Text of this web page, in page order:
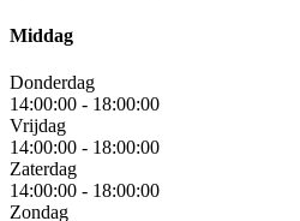
Middag
Donderdag
14:00:00 - 18:00:00
Vrijdag
14:00:00 - 18:00:00
Zaterdag
14:00:00 - 18:00:00
Zondag